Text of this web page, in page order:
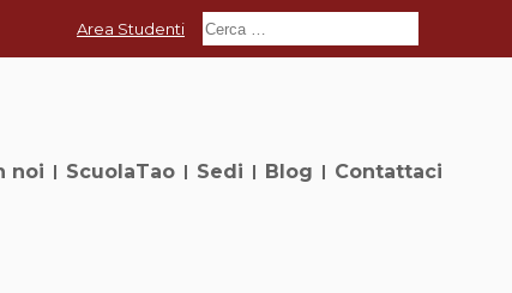
Area Studenti
noi ScuolaTao Sedi Blog Contattaci